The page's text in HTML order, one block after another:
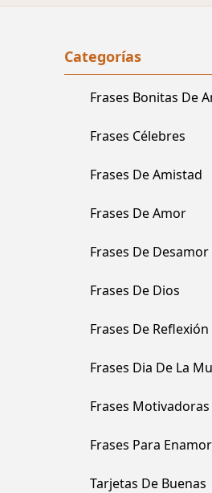
Categorías
Frases Bonitas De
Frases Célebres
Frases De Amistad
Frases De Amor
Frases De Desamor
Frases De Dios
Frases De Reflexión
Frases Dia De La
Frases Motivadoras
Frases Para
Tarjetas De Buenas